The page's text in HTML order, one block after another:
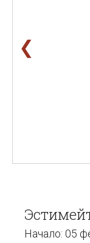
❮
Начало: 05